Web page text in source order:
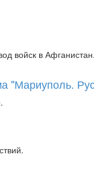
войск в Афганистан.
"Мариуполь.